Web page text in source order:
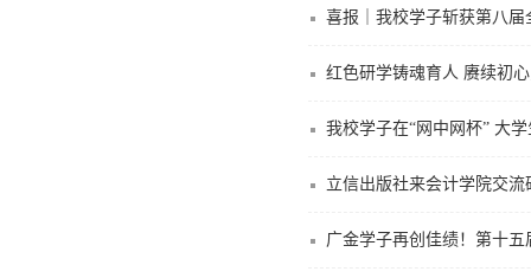
喜报｜我校学子斩获第八
红色研学铸魂育人 赓续初
我校学子在“网中网杯” 大
立信出版社来会计学院交流
广金学子再创佳绩！第十